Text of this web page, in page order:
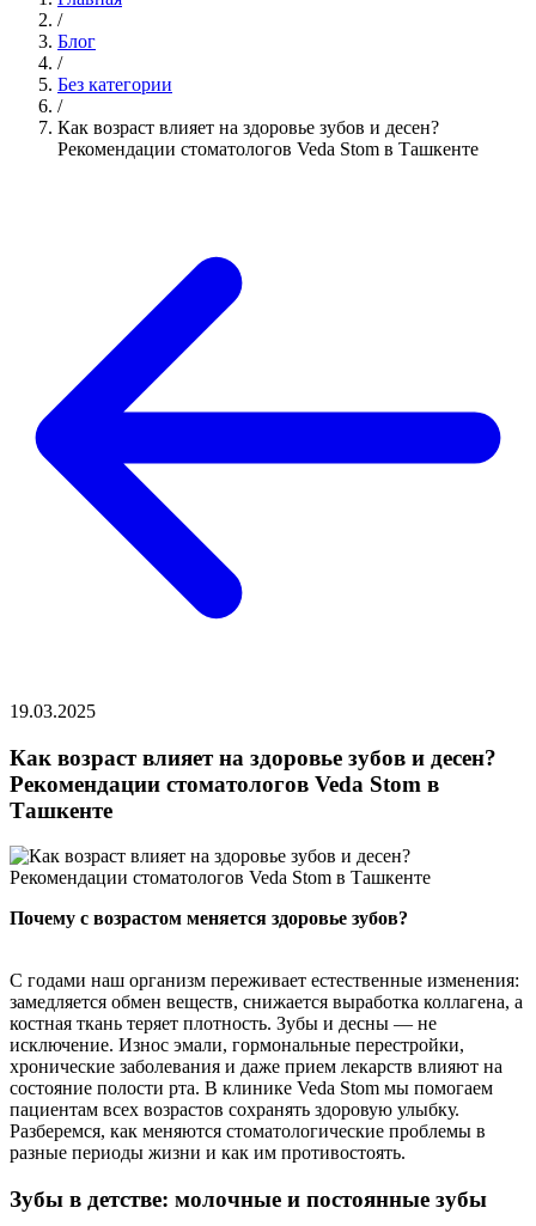
/
Блог
/
Без категории
/
Как возраст влияет на здоровье зубов и десен?
Рекомендации стоматологов Veda Stom в Ташкенте
19.03.2025
Как возраст влияет на здоровье зубов и десен?
Рекомендации стоматологов Veda Stom в
Ташкенте
Почему с возрастом меняется здоровье зубов?
С годами наш организм переживает естественные изменения:
замедляется обмен веществ, снижается выработка коллагена, а
костная ткань теряет плотность. Зубы и десны — не
исключение. Износ эмали, гормональные перестройки,
хронические заболевания и даже прием лекарств влияют на
состояние полости рта. В клинике Veda Stom мы помогаем
пациентам всех возрастов сохранять здоровую улыбку.
Разберемся, как меняются стоматологические проблемы в
разные периоды жизни и как им противостоять.
Зубы в детстве: молочные и постоянные зубы